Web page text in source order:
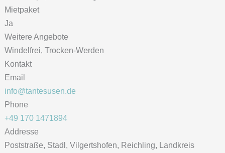
Mietpaket
Ja
Weitere Angebote
Windelfrei, Trocken-Werden
Kontakt
Email
info@tantesusen.de
Phone
+49 170 1471894
Addresse
Poststraße, Stadl, Vilgertshofen, Reichling, Landkreis